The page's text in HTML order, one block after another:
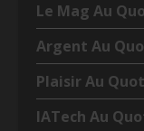
Le Mag Au
Argent Au
Plaisir Au
IATech Au